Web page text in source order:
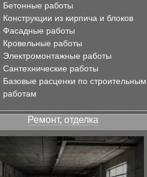
Бетонные работы
Конструкции из кирпича и блоков
Фасадные работы
Кровельные работы
Электромонтажные работы
Сантехнические работы
Базовые расценки по строительным
работам
Ремонт, отделка